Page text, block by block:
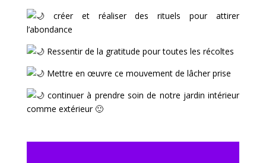
créer et réaliser des rituels pour attirer
l’abondance
Ressentir de la gratitude pour toutes les récoltes
Mettre en œuvre ce mouvement de lâcher prise
continuer à prendre soin de notre jardin intérieur
comme extérieur 🙂